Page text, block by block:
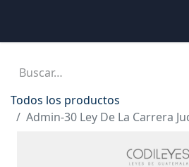
Todos los productos
Admin-30 Ley De La Carrera